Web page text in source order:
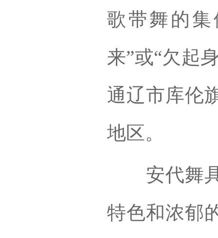
歌带舞的
来”或“欠起
通辽市库伦
地区。
安代舞具
特色和浓郁